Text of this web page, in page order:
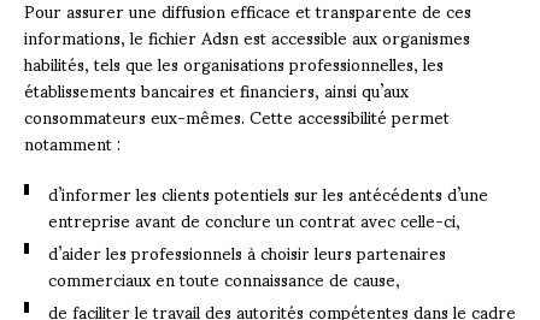
informations, le fichier Adsn est accessible aux organismes
habilités, tels que les organisations professionnelles, les
établissements bancaires et financiers, ainsi qu’aux
consommateurs eux-mêmes. Cette accessibilité permet
notamment :
d’informer les clients potentiels sur les antécédents d’une
entreprise avant de conclure un contrat avec celle-ci,
d’aider les professionnels à choisir leurs partenaires
commerciaux en toute connaissance de cause,